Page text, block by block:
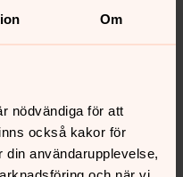
Om
nödvändiga för att
också kakor för
användarupplevelse,
och när vi
i Uppsala Domkyrka)
på sidans